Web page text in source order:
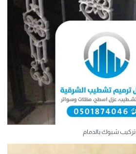
تركيب شبوك بالدمام